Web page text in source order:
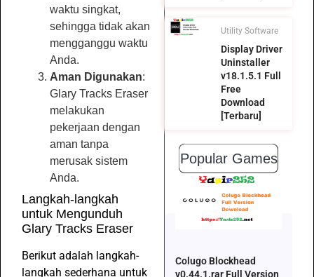
waktu singkat,
sehingga tidak akan
mengganggu waktu
Anda.
Aman Digunakan:
Glary Tracks Eraser
melakukan
pekerjaan dengan
aman tanpa
merusak sistem
Anda.
Langkah-langkah
untuk Mengunduh
Glary Tracks Eraser
Berikut adalah langkah-
langkah sederhana untuk
Utility Software
Display Driver
Uninstaller
v18.1.5.1 Full
Free
Download
[Terbaru]
Popular Games
Colugo Blockhead
v0.44.1.rar Full Version